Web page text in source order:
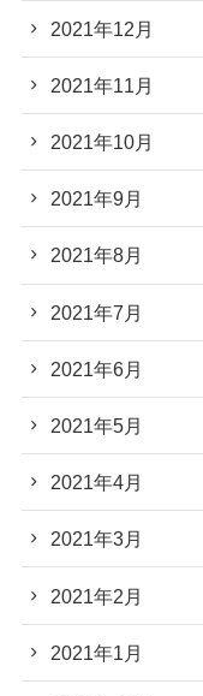
2021年12月
2021年11月
2021年10月
2021年9月
2021年8月
2021年7月
2021年6月
2021年5月
2021年4月
2021年3月
2021年2月
2021年1月